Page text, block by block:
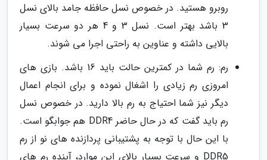
روبرو هستید. در خصوص نسل حافظه جامد بالای نسل
3 باشد بهتر است. نسل 3 و 4 هر دو سرعت بسیار
بالایی داشته و عناوین به راحتی اجرا می شوند.
رم: رم شما در کمترین حالت باید 16 باشد. بازی های
امروزی رم زیادی را اشغال نموده و برای انجام اعمال
دیگر نیز شما احتیاج به رم بالا دارید. در خصوص نسل
رم باید گفت که در حال حاضر DDR4 هم جوابگو است.
با این حال با توجه به پشتیبانی پردازنده های نو از رم
DDR5 و سرعت بسیار بالای این موارد، آینده رم های